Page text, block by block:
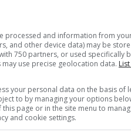
processed and information from
and other device data) may be
750 partners, or used specifically
use precise geolocation data.
your personal data on the basis of
to by managing your options
page or in the site menu to
and cookie settings.